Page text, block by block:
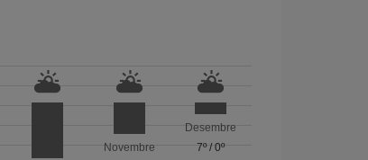
Novembre
Desembre
7º/0º